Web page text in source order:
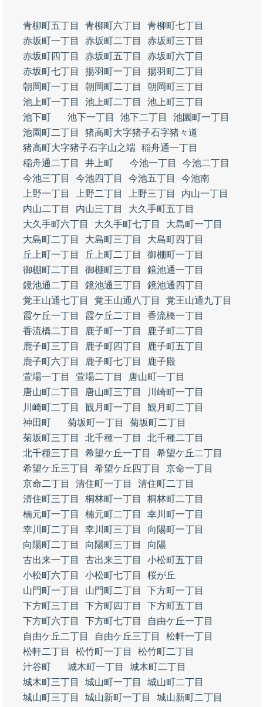
青柳町五丁目 青柳町六丁目
青柳町七丁目
赤坂町一丁目
赤坂町二丁目
赤坂町三丁目
赤坂町四丁目
赤坂町五丁目
赤坂町六丁目
赤坂町七丁目
揚羽町一丁目
揚羽町二丁目
朝岡町一丁目
朝岡町二丁目
朝岡町三丁目
池上町一丁目
池上町二丁目
池上町三丁目
池下町
池下一丁目 池下二丁目
池園町一丁目
池園町二丁目
猪高町大字猪子石字猪々道
猪高町大字猪子石字山之端 稲舟通一丁目
稲舟通二丁目
井上町 今池一丁目
今池二丁目
今池三丁目
今池四丁目 今池五丁目
今池南
上野一丁目
上野二丁目 上野三丁目
内山一丁目
内山二丁目
内山三丁目
大久手町五丁目
大久手町六丁目
大久手町七丁目
大島町一丁目
大島町二丁目
大島町三丁目
大島町四丁目
丘上町一丁目
丘上町二丁目
御棚町一丁目
御棚町二丁目
御棚町三丁目
鏡池通一丁目
鏡池通二丁目
鏡池通三丁目
鏡池通四丁目
覚王山通七丁目
覚王山通八丁目
覚王山通九丁目
霞ケ丘一丁目
霞ケ丘二丁目
香流橋一丁目
香流橋二丁目
鹿子町一丁目
鹿子町二丁目
鹿子町三丁目
鹿子町四丁目
鹿子町五丁目
鹿子町六丁目
鹿子町七丁目
鹿子殿
萱場一丁目
萱場二丁目
唐山町一丁目
唐山町二丁目
唐山町三丁目
川崎町一丁目
川崎町二丁目
観月町一丁目
観月町二丁目
神田町
菊坂町一丁目
菊坂町二丁目
菊坂町三丁目
北千種一丁目
北千種二丁目
北千種三丁目
希望ケ丘一丁目
希望ケ丘二丁目
希望ケ丘三丁目
希望ケ丘四丁目
京命一丁目
京命二丁目
清住町一丁目
清住町二丁目
清住町三丁目
桐林町一丁目
桐林町二丁目
楠元町一丁目
楠元町二丁目
幸川町一丁目
幸川町二丁目
幸川町三丁目
向陽町一丁目
向陽町二丁目
向陽町三丁目
向陽
古出来一丁目
古出来三丁目
小松町五丁目
小松町六丁目
小松町七丁目
桜が丘
山門町一丁目
山門町二丁目
下方町一丁目
下方町三丁目
下方町四丁目
下方町五丁目
下方町六丁目
下方町七丁目
自由ケ丘一丁目
自由ケ丘二丁目
自由ケ丘三丁目
松軒一丁目
松軒二丁目
松竹町一丁目
松竹町二丁目
汁谷町
城木町一丁目
城木町二丁目
城木町三丁目
城山町一丁目
城山町二丁目
城山町三丁目
城山新町一丁目
城山新町二丁目